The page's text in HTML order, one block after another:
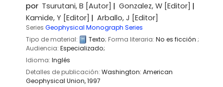
por Tsurutani, B [Autor] Gonzalez, W[Editor]
Kamide, Y [Editor] Arballo, J [Editor]
Series Geophysical Monograph Series
Tipo de material:
Texto; Forma literaria: No es ficción ;
Audiencia: Especializado;
Idioma: Inglés
Detalles de publicación: Washington: American
Geophysical Union,1997